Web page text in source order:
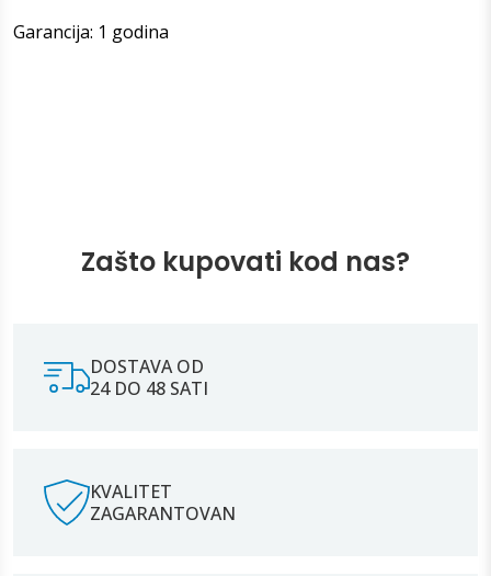
Garancija: 1 godina
Zašto kupovati kod nas?
DOSTAVA OD
24 DO 48 SATI
KVALITET
ZAGARANTOVAN